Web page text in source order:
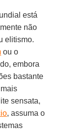
está
não
elitismo.
ou o
embora
bastante
sensata,
, assuma o